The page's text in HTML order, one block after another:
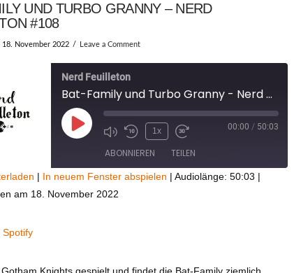
UND TURBO GRANNY – NERD
#108
18. November 2022 Leave a Comment
Nerd Feuilleton
Bat-Family und Turbo Granny - Nerd Feuilleton #108
Play
Episode
1x 00:00 / 50:03
ABONNIEREN TEILEN
| In neuem Fenster abspielen | Audiolänge: 50:03 |
am 18. November 2022
Spotify